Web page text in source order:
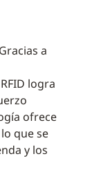
a
logra
ofrece
que se
y los